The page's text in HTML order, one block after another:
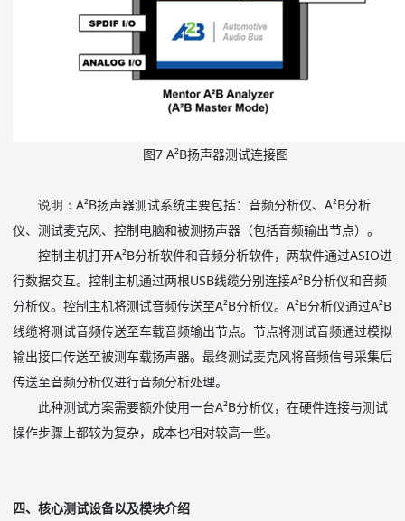
图7 A²B扬声器测试连接图
说明： A²B扬声器测试系统主要包括：音频分析仪、A²B分析
仪、测试麦克风、控制电脑和被测扬声器（包括音频输出节点）。
控制主机打开A²B分析软件和音频分析软件，两软件通过ASIO进
行数据交互。控制主机通过两根USB线缆分别连接A²B分析仪和音频
分析仪。控制主机将测试音频传送至A²B分析仪。A²B分析仪通过A²B
线缆将测试音频传送至车载音频输出节点。节点将测试音频通过模拟
输出接口传送至被测车载扬声器。最终测试麦克风将音频信号采集后
传送至音频分析仪进行音频分析处理。
此种测试方案需要额外使用一台A²B分析仪，在硬件连接与测试
操作步骤上都较为复杂，成本也相对较高一些。
四、核心测试设备以及模块介绍